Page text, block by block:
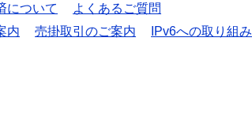
について
よくあるご質問
内 売掛取引のご案内
IPv6への取り組み